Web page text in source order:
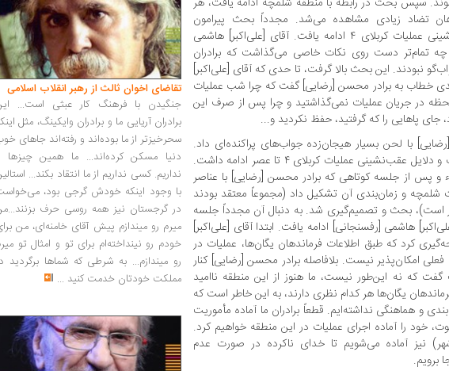
تضاد زیادی مشاهده می‌شد. مجدداً بحث پیرامون
اشکالات و دلایل عقب‌نشینی عملیات کربلای ۴ ادامه یافت. آقای [علی‌اکبر] هاشمی
تمام‌تر دست روی نکات خاصی می‌گذاشت که برادران
نبودند. این بحث بالا گرفت، تا حدی که آقای [علی‌اکبر]
خطاب به برادر محسن [رضایی] گفت که چرا شب عملیات
به لحظه در جریان عملیات نمی‌گذاشتید و چرا پس از صرف این
جای پاهایی را که گرفتید، حفظ نکردید و...
با لحن بسیار هیجان‌زده جواب‌های پراکنده‌ای داد.
این بحث بررسی اشکالات و دلایل عقب‌نشینی عملیات کربلای ۴ تا عصر ادامه داشت.
و پس از جلسه کوتاهی که برادر محسن [رضایی] با عناصر
شلمچه و زمان‌بندی آن تشکیل داد (مجموعاً معتقد بودند
است)، بحث و تصمیم‌گیری شد. به دنبال آن مجدداً جلسه
هاشمی [رفسنجانی] ادامه یافت. ابتدا آقای [علی‌اکبر]
کرد که طبق اطلاعات فرماندهان یگان‌ها، عملیات در
امکان‌پذیر نیست. بلافاصله برادر محسن [رضایی] کنار
که نه این‌طور نیست، ما هنوز از این منطقه ناامید
یگان‌ها هر کدام نظری دارند، به این خاطر است که
و هماهنگی نداشته‌ایم. قطعاً برادران ما آماده مأموریت
خود را آماده اجرای عملیات در این منطقه خواهیم کرد.
نیز آماده می‌شویم تا خدای ناکرده در صورت عدم
برویم.
تقاضای اخوان ثالث از رهبر انقلاب اسلامی
جنگیدن با فرهنگ کار عبثی است...
برادران آریایی ما و برادران وایکینگ، مثل
سحرخیزتر از ما بوده‌اند و رفته‌اند جاهای
دنیا مسکن کرده‌اند... ما همین چیزها
نداریم. کسی نداریم از ما انتقاد بکند...
با وجود اینکه خودش گرجی بود،
در گرجستان نیز همه روسی حرف
میرم رو میندازم پیش آقای خامنه‌ای، من
خودم رو نینداخته‌ام برای تو و امثال تو
رو میندازم... به شرطی که شماها برگردید
مملکت خودتان خدمت کنید ...